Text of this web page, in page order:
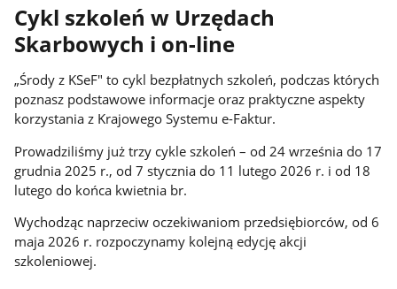
Cykl szkoleń w Urzędach
Skarbowych i on-line
„Środy z KSeF" to cykl bezpłatnych szkoleń, podczas których
poznasz podstawowe informacje oraz praktyczne aspekty
korzystania z Krajowego Systemu e-Faktur.
Prowadziliśmy już trzy cykle szkoleń – od 24 września do 17
grudnia 2025 r., od 7 stycznia do 11 lutego 2026 r. i od 18
lutego do końca kwietnia br.
Wychodząc naprzeciw oczekiwaniom przedsiębiorców, od 6
maja 2026 r. rozpoczynamy kolejną edycję akcji
szkoleniowej.